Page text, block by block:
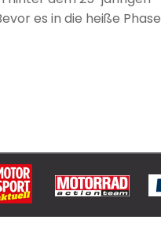
es in die heiße Phase